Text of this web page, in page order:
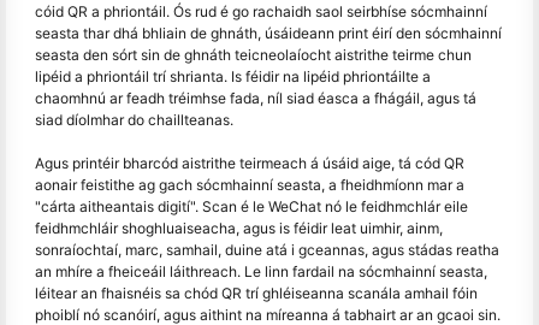
cóid QR a phriontáil. Ós rud é go rachaidh saol seirbhíse sócmhainní
seasta thar dhá bhliain de ghnáth, úsáideann print éirí den sócmhainní
seasta den sórt sin de ghnáth teicneolaíocht aistrithe teirme chun
lipéid a phriontáil trí shrianta. Is féidir na lipéid phriontáilte a
chaomhnú ar feadh tréimhse fada, níl siad éasca a fhágáil, agus tá
siad díolmhar do chaillteanas.
Agus printéir bharcód aistrithe teirmeach á úsáid aige, tá cód QR
aonair feistithe ag gach sócmhainní seasta, a fheidhmíonn mar a
"cárta aitheantais digití". Scan é le WeChat nó le feidhmchlár eile
feidhmchláir shoghluaiseacha, agus is féidir leat uimhir, ainm,
sonraíochtaí, marc, samhail, duine atá i gceannas, agus stádas reatha
an mhíre a fheiceáil láithreach. Le linn fardail na sócmhainní seasta,
léitear an fhaisnéis sa chód QR trí ghléiseanna scanála amhail fóin
phoiblí nó scanóirí, agus aithint na míreanna á tabhairt ar an gcaoi sin.